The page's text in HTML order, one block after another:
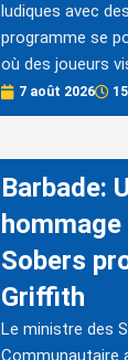
ludiques avec
programme se
où des joueurs
7 août 2026
Barbade:
Sobers
Griffith
Le ministre des